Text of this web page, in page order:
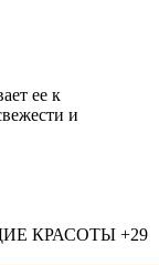
ее к
и
КРАСОТЫ +29